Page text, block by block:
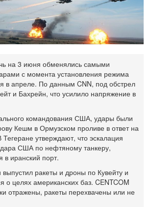
на 3 июня обменялись самыми
с момента установления режима
в апреле. По данным CNN, под обстрел
и Бахрейн, что усилило напряжение в
командования США, удары были
Кешм в Ормузском проливе в ответ на
Тегеране утверждают, что эскалация
США по нефтяному танкеру,
в иранский порт.
ракеты и дроны по Кувейту и
о целях американских баз. CENTCOM
отражены, ракеты перехвачены или не